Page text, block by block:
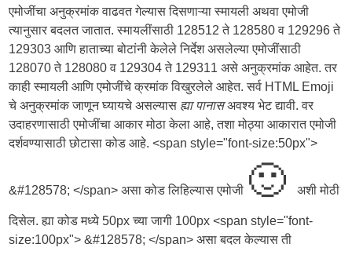
एमोजींचा अनुक्रमांक वाढवत गेल्यास दिसणाऱ्या स्मायली अथवा एमोजी
त्यानुसार बदलत जातात. स्मायलींसाठी 128512 ते 128580 व 129296 ते
129303 आणि हाताच्या बोटांनी केलेले निर्देश असलेल्या एमोजींसाठी
128070 ते 128080 व 129304 ते 129311 असे अनुक्रमांक आहेत. तर
काही स्मायली आणि एमोजींचे क्रमांक विखुरलेले आहेत. सर्व HTML Emoji
चे अनुक्रमांक जाणून घ्यायचे असल्यास ह्या पानासअवश्य भेट द्यावी. वर
उदाहरणासाठी एमोजींचा आकार मोठा केला आहे, तशा मोठ्या आकारात एमोजी
दर्शवण्यासाठी छोटासा कोड आहे. <span style="font-size:50px">
&#128578; </span> असा कोड लिहिल्यास एमोजी 🙂अशी मोठी
दिसेल. ह्या कोड मध्ये 50px च्या जागी 100px <span style="font-
size:100px"> &#128578; </span> असा बदल केल्यास ती